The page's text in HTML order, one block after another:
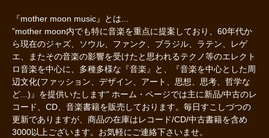
『mother moon music』とは...
”mother moon内でも特に音楽を重点に提案しており、60年代か
ら現在のジャズ、ソウル、ファンク、ブラジル、ラテン、レゲ
エ、またその音楽の影響を受けたと思われるテクノ等のエレクト
ロ音楽を中心に、多種多様な『音楽』と、『音楽を中心とした周
辺文化(ファッション、デザイン、アート、思想、思考、哲学な
ど...)』を提供いたします" ホーム・ページでは主に新品/中古のレ
コード、CD、音楽書籍を販売しております。毎日すこしづつの
更新でありますが、商品の在庫はレコード/CD/中古書籍を含め
3000以上ございます。お気軽にご連絡下さいませ。